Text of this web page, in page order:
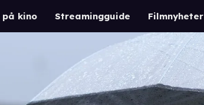
på kino Streamingguide Filmnyheter